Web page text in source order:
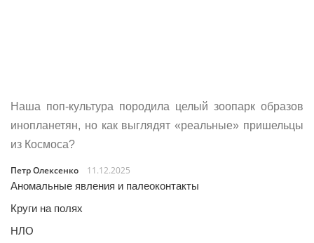
Наша поп-культура породила целый зоопарк образов
инопланетян, но как выглядят «реальные» пришельцы
из Космоса?
Петр Олексенко
11.12.2025
Аномальные явления и палеоконтакты
Круги на полях
НЛО